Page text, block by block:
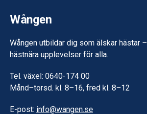
Wången
Wången utbildar dig som älskar hästar
hästnära upplevelser för alla.
Tel. växel: 0640-174 00
Månd–torsd. kl. 8–16, fred kl. 8–12
E-post: info@wangen.se